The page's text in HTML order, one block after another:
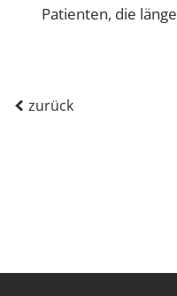
Patienten, die
zurück